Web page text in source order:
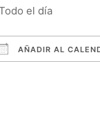
el día
AÑADIR AL